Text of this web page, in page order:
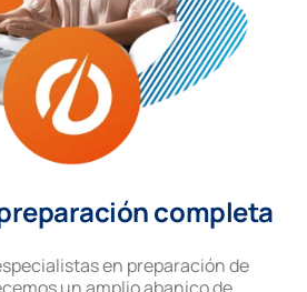
completa
en preparación de
un amplio abanico de